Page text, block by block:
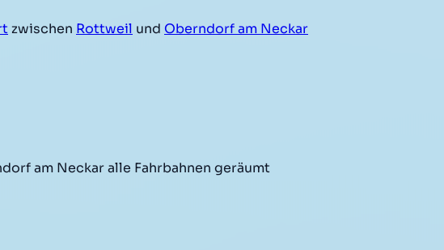
zwischen Rottweil und Oberndorf am Neckar
am Neckar alle Fahrbahnen geräumt